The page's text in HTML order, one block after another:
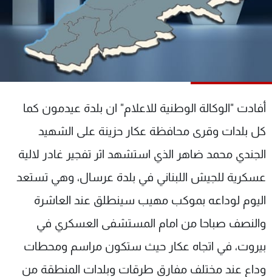
أفادت "الوكالة الوطنية للاعلام" ان بلدة عيدمون كما
كل بلدات وقرى محافظة عكار حزينة على الشهيد
الجندي محمد ضاهر الذي استشهد اثر تفجير غادر لالية
عسكرية للجيش اللبناني في بلدة عرسال، وهي تستعد
اليوم لوداعه بموكب مهيب سينطلق عند العاشرة
والنصف صباحا من امام المستشفى العسكري في
بيروت، في اتجاه عكار حيث ستكون مراسم ومحطات
وداع عند مختلف مفارق طرقات وبلدات المنطقة من
البرامج
عن MTV
لاعلاناتكم
وظائف
شروط الإسـتخدام